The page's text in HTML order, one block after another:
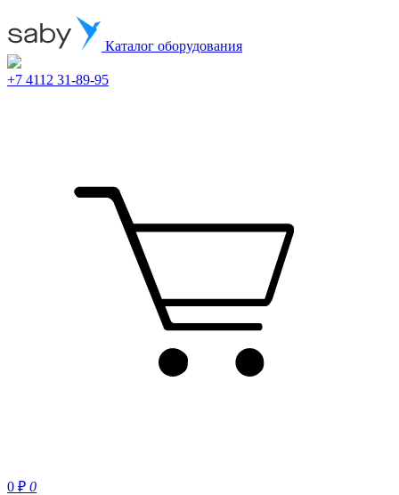
Каталог оборудования
+7 4112 31-89-95
0 ₽ 0